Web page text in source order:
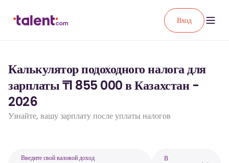
Вход
Калькулятор подоходного налога для
зарплаты ₸1 855 000 в Казахстан -
2026
Узнайте, вашу зарплату после уплаты налогов
Введите свой валовой доход В